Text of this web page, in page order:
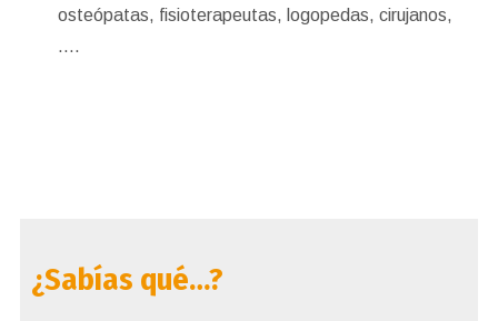
osteópatas, fisioterapeutas, logopedas, cirujanos,
….
¿Sabías qué…?